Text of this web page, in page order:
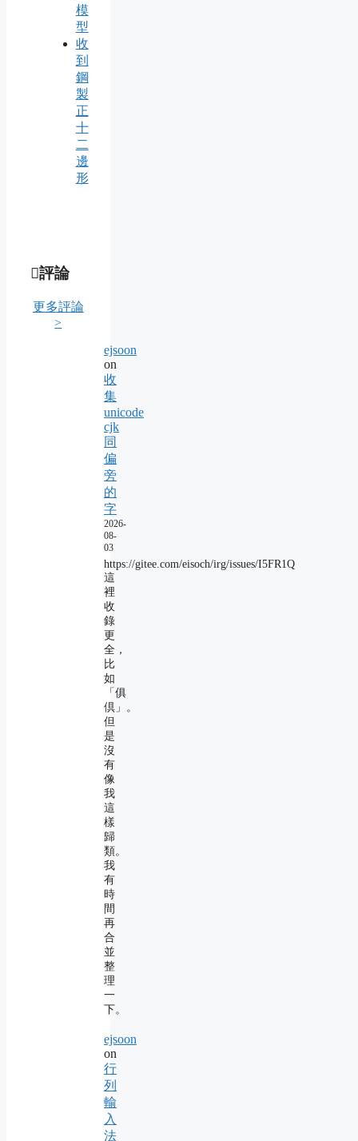
模
型
收
到
鋼
製
正
十
二
邊
形
評論
更多評論
>
ejsoon
on
收
集
unicode
cjk
同
偏
旁
的
字
2026-
08-
03
https://gitee.com/eisoch/irg/issues/I5FR1Q
這
裡
收
錄
更
全，
比
如
「俱
倶」。
但
是
沒
有
像
我
這
樣
歸
類。
我
有
時
間
再
合
並
整
理
一
下。
ejsoon
on
行
列
輸
入
法